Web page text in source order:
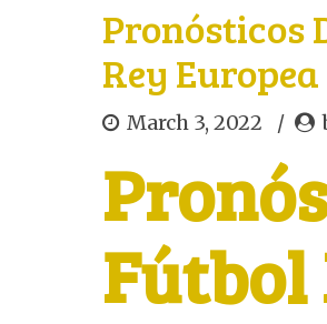
Pronósticos
Rey
March 3, 2022
Fútbol